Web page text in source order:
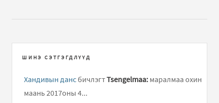
ШИНЭ СЭТГЭГДЛҮҮД
Хандивын данс бичлэгтTsengelmaa: маралмаа охин
маань 2017оны 4...